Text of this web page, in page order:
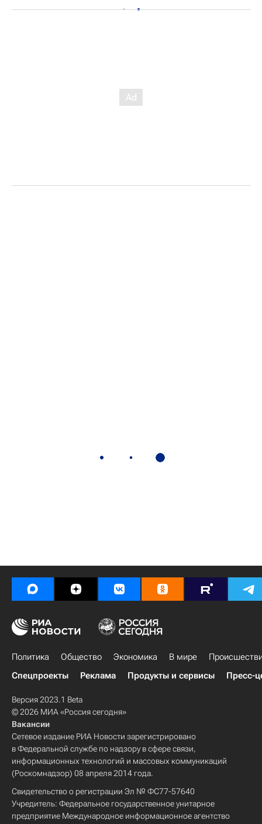
Политика Общество Экономика В мире
Спецпроекты
Реклама Продукты и сервисы Пресс-
Версия 2023.1 Beta
© 2026 МИА «Россия сегодня»
Вакансии
Сетевое издание РИА Новости зарегистрировано
в Федеральной службе по надзору в сфере связи,
информационных технологий и массовых коммуникаций
(Роскомнадзор) 08 апреля 2014 года.
Свидетельство о регистрации Эл № ФС77-57640
Учредитель: Федеральное государственное унитарное
предприятие Международное информационное агентство